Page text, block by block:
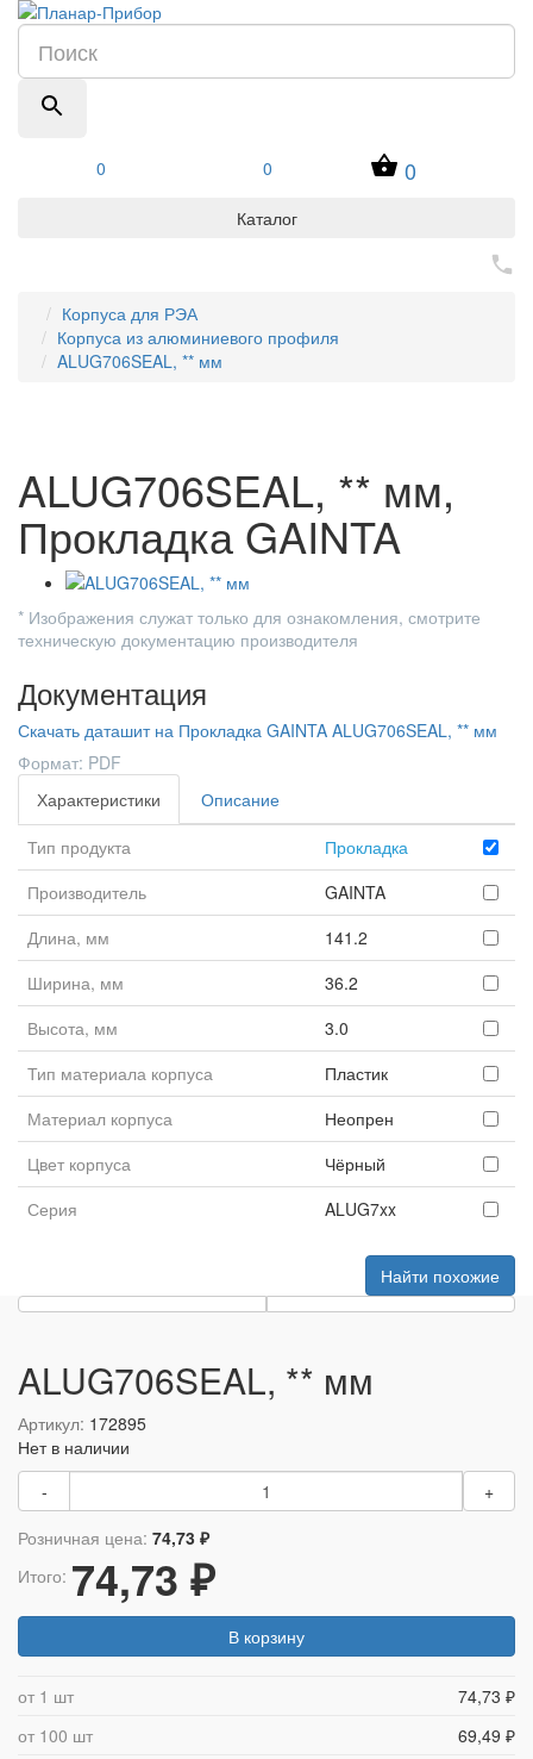
0 0 0
Каталог
Корпуса для РЭА
Корпуса из алюминиевого профиля
ALUG706SEAL, ** мм
ALUG706SEAL, ** мм,
Прокладка GAINTA
* Изображения служат только для ознакомления, смотрите
техническую документацию производителя
Документация
Скачать даташит на Прокладка GAINTA ALUG706SEAL, ** мм
Формат: PDF
Характеристики
Описание
Тип продукта
Прокладка
Производитель
GAINTA
Длина, мм
141.2
Ширина, мм
36.2
Высота, мм
3.0
Тип материала корпуса
Пластик
Материал корпуса
Неопрен
Цвет корпуса
Чёрный
Серия
ALUG7xx
Найти похожие
ALUG706SEAL, ** мм
Артикул: 172895
Нет в наличии
-
+
Розничная цена: 74,73 ₽
Итого: 74,73 ₽
В корзину
от 1 шт
74,73 ₽
от 100 шт
69,49 ₽